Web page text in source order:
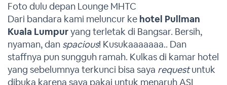
Foto dulu depan Lounge MHTC
Dari bandara kami meluncur ke hotel Pullman
Kuala Lumpuryang terletak di Bangsar. Bersih,
nyaman, dan spacious! Kusukaaaaaaa.. Dan
staffnya pun sungguh ramah. Kulkas di kamar hotel
yang sebelumnya terkunci bisa saya requestuntuk
dibuka karena saya pakai untuk menaruh ASI